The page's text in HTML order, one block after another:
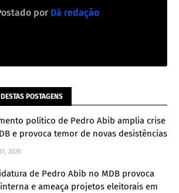
por Dá redação
POSTAGENS
político de Pedro Abib amplia crise
e provoca temor de novas desistências
2026
de Pedro Abib no MDB provoca
e ameaça projetos eleitorais em